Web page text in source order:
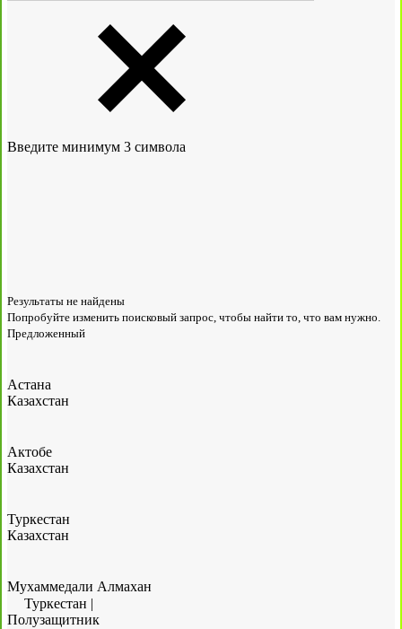
Введите минимум 3 символа
Результаты не найдены
Попробуйте изменить поисковый запрос, чтобы найти то, что вам нужно.
Предложенный
Астана
Казахстан
Актобе
Казахстан
Туркестан
Казахстан
Мухаммедали Алмахан
Туркестан |
Полузащитник